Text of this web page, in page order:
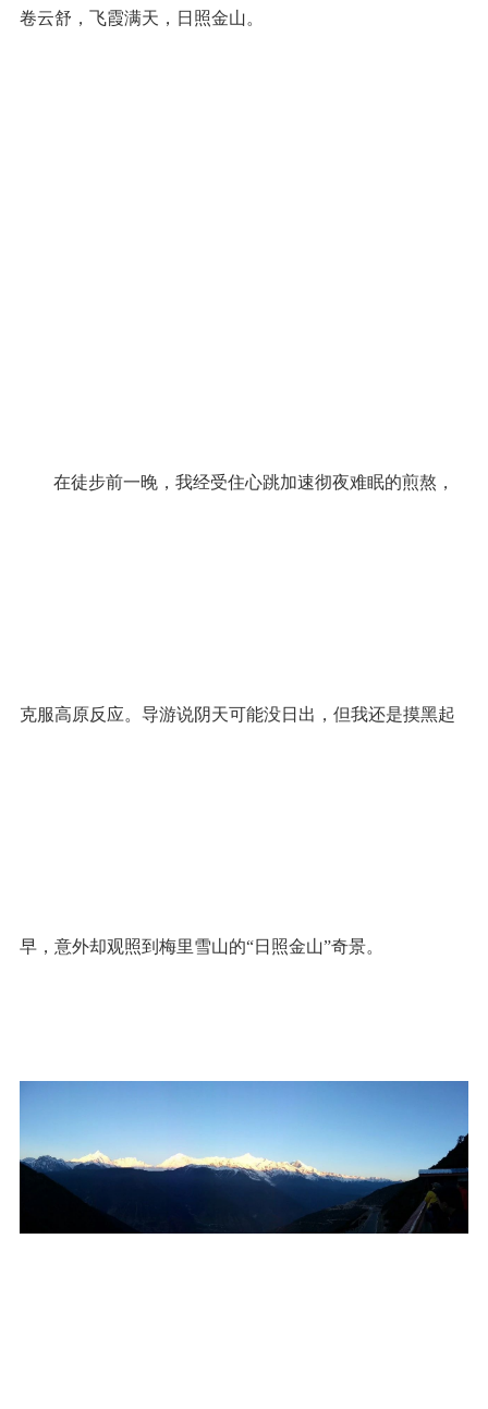
卷云舒，飞霞满天，日照金山。
在徒步前一晚，我经受住心跳加速彻夜难眠的煎熬，
克服高原反应。导游说阴天可能没日出，但我还是摸黑起
早，意外却观照到梅里雪山的“日照金山”奇景。